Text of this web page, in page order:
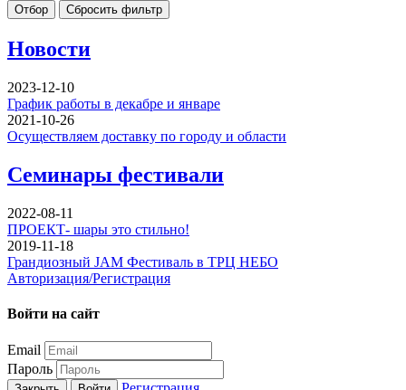
Отбор Сбросить фильтр
Новости
2023-12-10
График работы в декабре и январе
2021-10-26
Осуществляем доставку по городу и области
Семинары фестивали
2022-08-11
ПРОЕКТ- шары это стильно!
2019-11-18
Грандиозный JAM Фестиваль в ТРЦ НЕБО
Авторизация/Регистрация
Войти на сайт
Email
Пароль